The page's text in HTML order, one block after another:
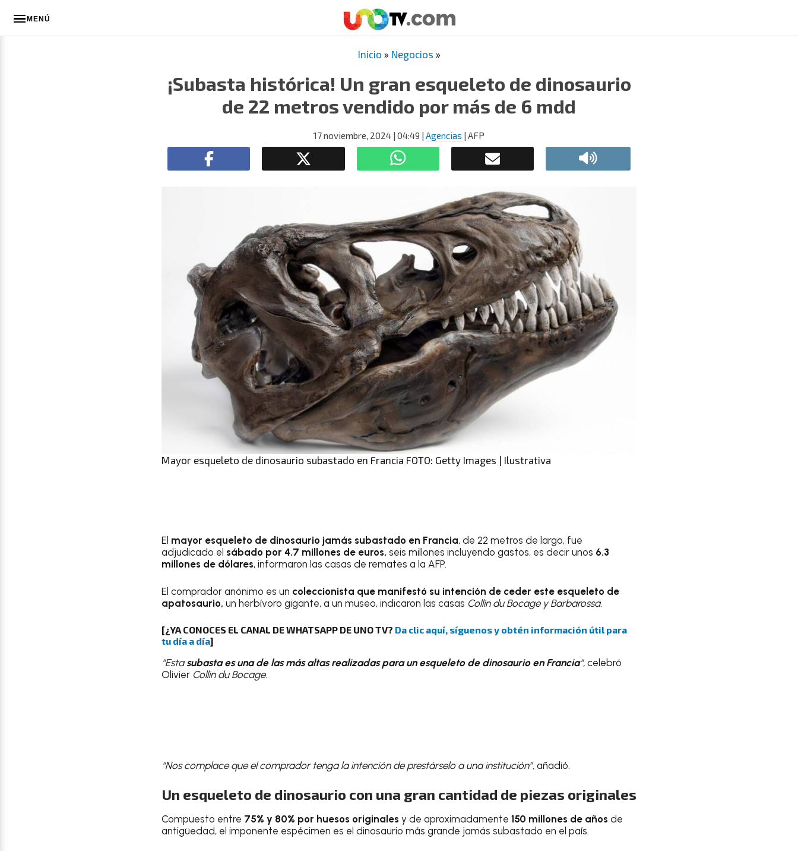
MENÚ
Inicio » Negocios »
¡Subasta histórica! Un gran esqueleto de dinosaurio
de 22 metros vendido por más de 6 mdd
17 noviembre, 2024 | 04:49 | Agencias | AFP
Mayor esqueleto de dinosaurio subastado en Francia FOTO: Getty Images | Ilustrativa
El mayor esqueleto de dinosaurio jamás subastado en Francia, de 22 metros de largo, fue
adjudicado el sábado por 4.7 millones de euros, seis millones incluyendo gastos, es decir unos 6.3
millones de dólares, informaron las casas de remates a la AFP.
El comprador anónimo es un coleccionista que manifestó su intención de ceder este esqueleto de
apatosaurio, un herbívoro gigante, a un museo, indicaron las casas Collin du Bocage y Barbarossa.
[¿YA CONOCES EL CANAL DE WHATSAPP DE UNO TV? Da clic aquí, síguenos y obtén información útil para
tu día a día]
“Estasubasta es una de las más altas realizadas para un esqueleto de dinosaurio en Francia“, celebró
Olivier Collin du Bocage.
“Nos complace que el comprador tenga la intención de prestárselo a una institución”, añadió.
Un esqueleto de dinosaurio con una gran cantidad de piezas originales
Compuesto entre 75% y 80% por huesos originales y de aproximadamente 150 millones de años de
antigüedad, el imponente espécimen es el dinosaurio más grande jamás subastado en el país.